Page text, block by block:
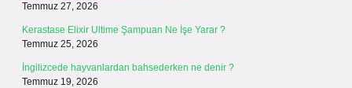
Temmuz 27, 2026
Kerastase Elixir Ultime Şampuan Ne İşe Yarar ?
Temmuz 25, 2026
İngilizcede hayvanlardan bahsederken ne denir ?
Temmuz 19, 2026